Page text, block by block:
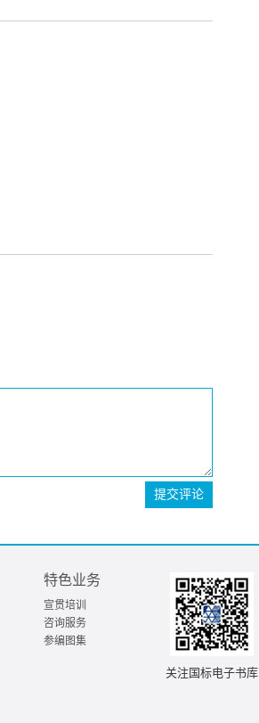
提交评论
特色业务
宣贯培训
咨询服务
参编图集
关注国标电子书库